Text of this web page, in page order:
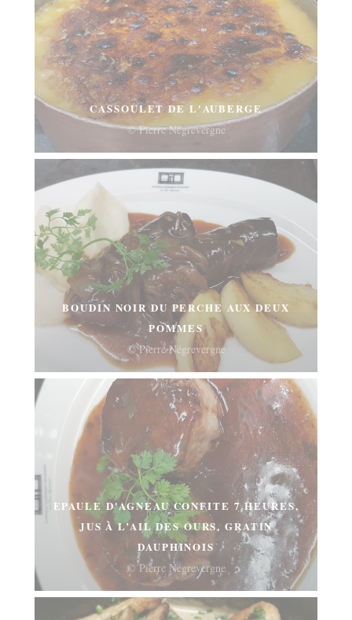
CASSOULET DE L'AUBERGE
© Pierre Négrevergne
BOUDIN NOIR DU PERCHE AUX DEUX
POMMES
© Pierre Négrevergne
EPAULE D'AGNEAU CONFITE 7 HEURES,
JUS À L’AIL DES OURS, GRATIN
DAUPHINOIS
© Pierre Négrevergne